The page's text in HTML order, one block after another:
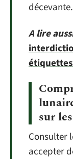
décevante.
A lire
sur
Consulter
accepter